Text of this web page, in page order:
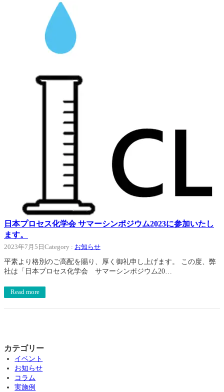
日本プロセス化学会 サマーシンポジウム2023に参加いたし
ます。
2023年7月5日 Category : お知らせ
平素より格別のご高配を賜り、厚く御礼申し上げます。 この度、弊
社は「日本プロセス化学会 サマーシンポジウム20…
Read more
カテゴリー
イベント
お知らせ
コラム
実施例